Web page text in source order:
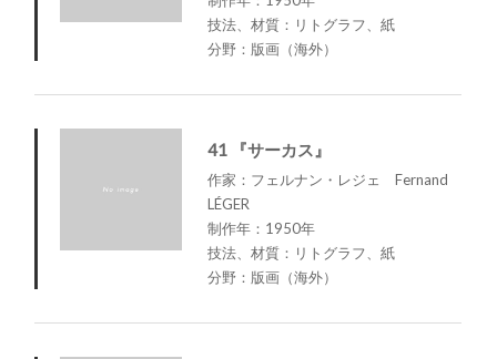
技法、材質：リトグラフ、紙
分野：版画（海外）
41 『サーカス』
作家：フェルナン・レジェ Fernand
LÉGER
制作年：1950年
技法、材質：リトグラフ、紙
分野：版画（海外）